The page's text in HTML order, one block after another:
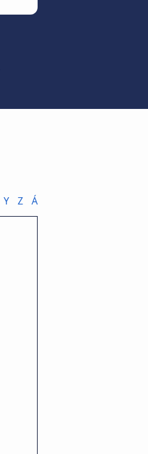
Y Z Á